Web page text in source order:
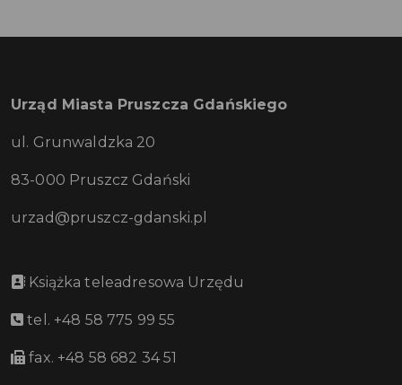
Urząd Miasta Pruszcza Gdańskiego
ul. Grunwaldzka 20
83-000 Pruszcz Gdański
urzad@pruszcz-gdanski.pl
Książka teleadresowa Urzędu
tel. +48 58 775 99 55
fax. +48 58 682 34 51